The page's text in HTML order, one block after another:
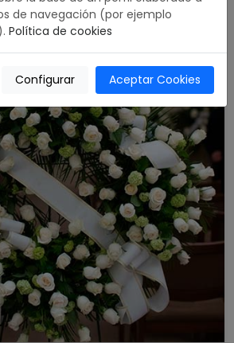
de navegación (por ejemplo
Política de cookies
Configurar Aceptar Cookies